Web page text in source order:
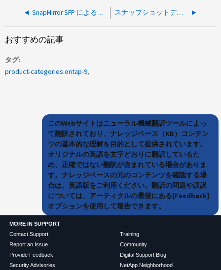
SnapMirror SFP によるパケット損失が原因でレプリケーションが低速になる スナップショットディレクトリが想定どおりに自動マウントされない
おすすめの記事
タグ
product-categories:ontap-9
このWebサイトはニューラル機械翻訳ツールによっ
て翻訳されており、ナレッジベース（KB）コンテン
ツの基本的な理解を目的として提供されています。
オリジナルの英語を文字どおりに翻訳しているた
め、正確ではない翻訳が含まれている場合がありま
す。ナレッジベースの元のコンテンツを確認する場
合は、英語版をご利用ください。翻訳の問題や誤訳
については、アーティクルの最後にある[Feedback]
オプションを使用して報告できます。
MORE IN SUPPORT
Contact Support
Report an Issue
Provide Feedback
Security Advisories
Training
Community
Digital Support Blog
NetApp Neighborhood